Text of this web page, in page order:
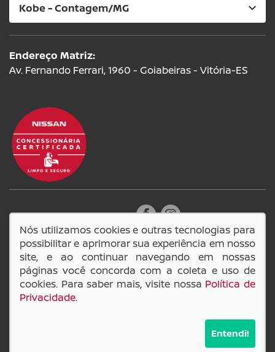
Kobe - Contagem/MG
Endereço Matriz:
Av. Fernando Ferrari, 1960 - Goiabeiras - Vitória-ES
14.749.549/0001-98
Lage e Scarabeli Comercio de Veiculos LTDA
Condições Comerciais.
SIGA-NOS:
Nós utilizamos cookies e outras tecnologias para
possibilitar e aprimorar sua experiência em nosso
site, e ao continuar navegando em nossas
páginas você concorda com a coleta e uso de
cookies. Para saber mais, visite nossa Política de
Privacidade.
Entendi!